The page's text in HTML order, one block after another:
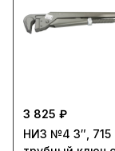
3 825 ₽
НИЗ №4 3″, 715